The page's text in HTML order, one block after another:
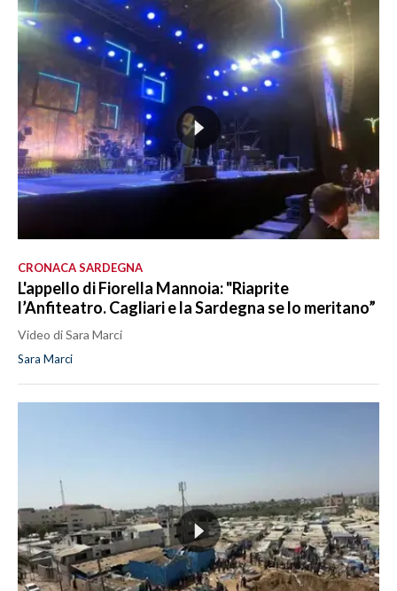
CRONACA SARDEGNA
L'appello di Fiorella Mannoia: "Riaprite
l’Anfiteatro. Cagliari e la Sardegna se lo meritano”
Video di Sara Marci
Sara Marci